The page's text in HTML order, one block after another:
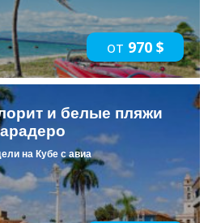
от 970 $
и белые пляжи
на Кубе с авиа